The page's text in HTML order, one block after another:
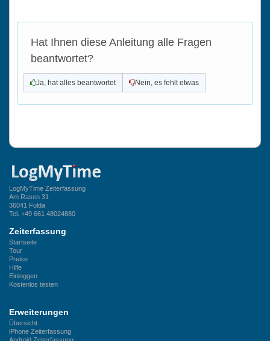
Hat Ihnen diese Anleitung alle Fragen
beantwortet?
Ja, hat alles beantwortet Nein, es fehlt etwas
LogMyTime Zeiterfassung
Am Rasen 31
36041 Fulda
Tel. +49 661 48024880
Zeiterfassung
Startseite
Tour
Preise
Hilfe
Einloggen
Kostenlos testen
Erweiterungen
Übersicht
iPhone Zeiterfassung